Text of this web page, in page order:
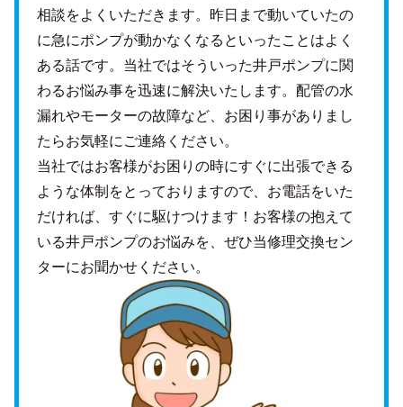
相談をよくいただきます。昨日まで動いていたの
に急にポンプが動かなくなるといったことはよく
ある話です。当社ではそういった井戸ポンプに関
わるお悩み事を迅速に解決いたします。配管の水
漏れやモーターの故障など、お困り事がありまし
たらお気軽にご連絡ください。
当社ではお客様がお困りの時にすぐに出張できる
ような体制をとっておりますので、お電話をいた
だければ、すぐに駆けつけます！お客様の抱えて
いる井戸ポンプのお悩みを、ぜひ当修理交換セン
ターにお聞かせください。